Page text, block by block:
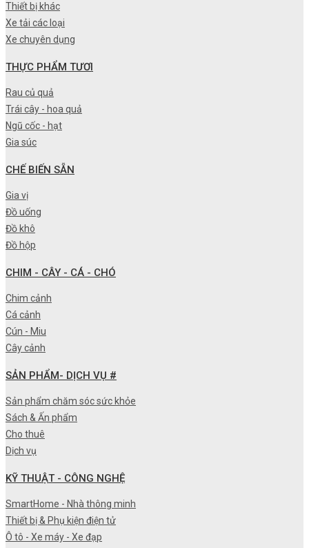
Thiết bị khác
Xe tải các loại
Xe chuyên dụng
THỰC PHẨM TƯƠI
Rau củ quả
Trái cây - hoa quả
Ngũ cốc - hạt
Gia súc
CHẾ BIẾN SẴN
Gia vị
Đồ uống
Đồ khô
Đồ hộp
CHIM - CÂY - CÁ - CHÓ
Chim cảnh
Cá cảnh
Cún - Miu
Cây cảnh
SẢN PHẨM- DỊCH VỤ #
Sản phẩm chăm sóc sức khỏe
Sách & Ấn phẩm
Cho thuê
Dịch vụ
KỸ THUẬT - CÔNG NGHỆ
SmartHome - Nhà thông minh
Thiết bị & Phụ kiện điện tử
Ô tô - Xe máy - Xe đạp